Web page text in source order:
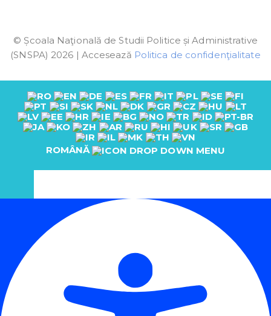
© Școala Naţională de Studii Politice și Administrative
(SNSPA) 2026 | Accesează Politica de confidenţialitate
ROMÂNĂ